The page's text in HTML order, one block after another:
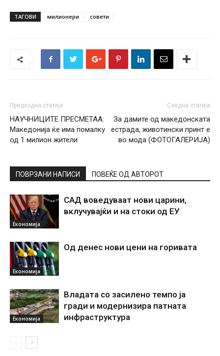
ТАГОВИ милионери совети
Предходна статија
НАУЧНИЦИТЕ ПРЕСМЕТАА:
Македонија ќе има помалку
од 1 милион жители
Следна статија
За дамите од македонската
естрада, животински принт е
во мода (ФОТОГАЛЕРИЈА)
ПОВРЗАНИ НАПИСИ ПОВЕЌЕ ОД АВТОРОТ
Економија
САД воведуваат нови царини,
вклучувајќи и на стоки од ЕУ
Економија
Од денес нови цени на горивата
Економија
Владата со засилено темпо ја
гради и модернизира патната
инфраструктура